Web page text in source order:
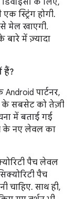
के लिए,
स्ट्रिंग होगी.
मेल खाएगी.
में ज़्यादा
हैं?
पार्टनर,
के सबसेट को तेज़ी
में बताई गई
के नए लेवल का
पैच लेवल
पैच
चाहिए. साथ ही,